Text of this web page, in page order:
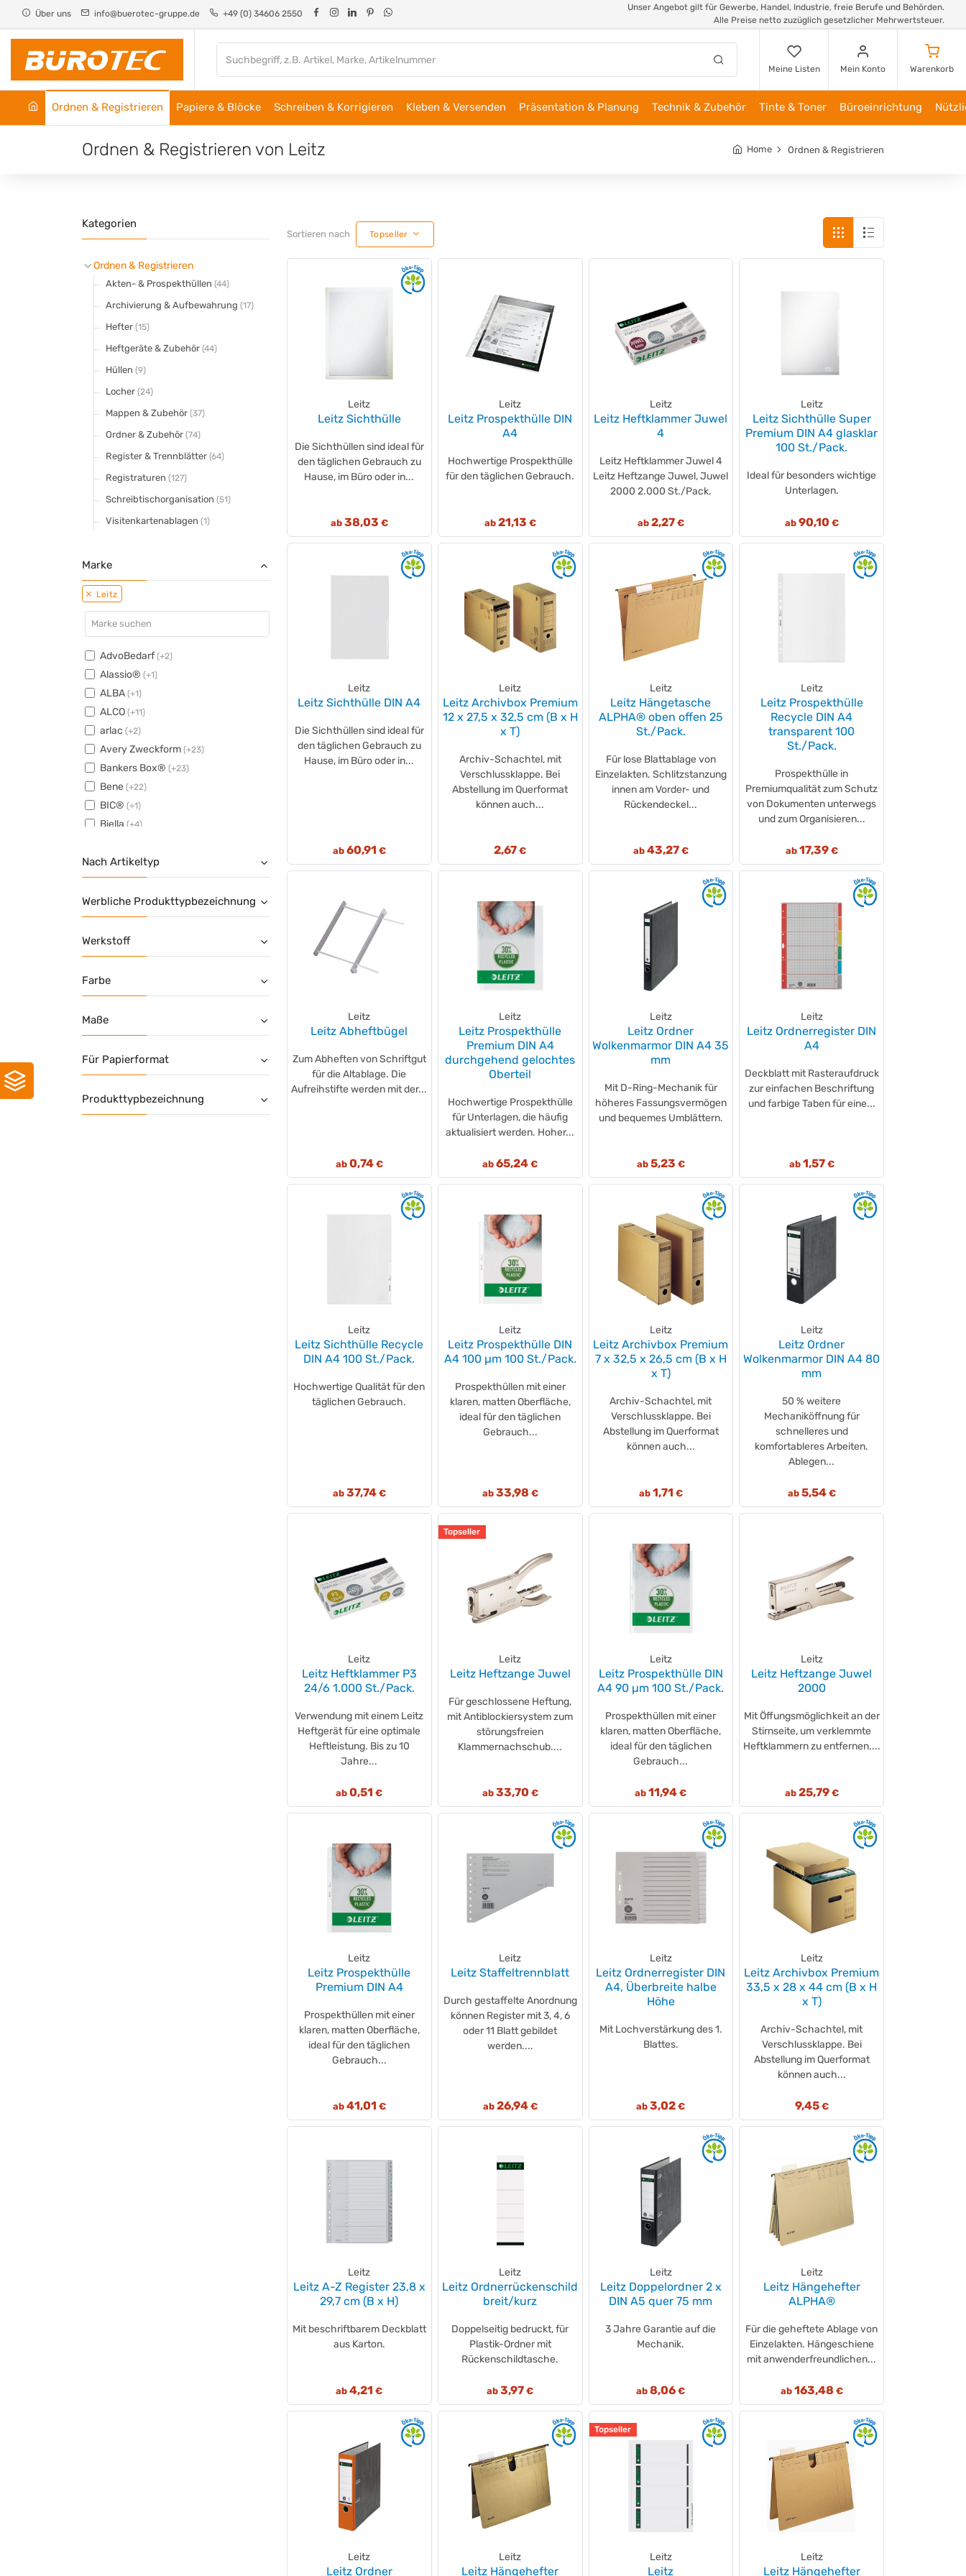
Über uns info@buerotec-gruppe.de +49 (0) 34606 2550
Unser Angebot gilt für Gewerbe, Handel, Industrie, freie Berufe und Behörden.
Alle Preise netto zuzüglich gesetzlicher Mehrwertsteuer.
Meine Listen Mein Konto Warenkorb
Ordnen & Registrieren Papiere & Blöcke Schreiben & Korrigieren Kleben & Versenden Präsentation & Planung Technik & Zubehör Tinte & Toner Büroeinrichtung
Ordnen & Registrieren von Leitz Home Ordnen & Registrieren
Kategorien
Ordnen & Registrieren
Akten- & Prospekthüllen (44)
Archivierung & Aufbewahrung (17)
Hefter (15)
Heftgeräte & Zubehör (44)
Hüllen (9)
Locher (24)
Mappen & Zubehör (37)
Ordner & Zubehör (74)
Register & Trennblätter (64)
Registraturen (127)
Schreibtischorganisation (51)
Visitenkartenablagen (1)
Marke
Leitz
AdvoBedarf(+2)
Alassio® (+1)
ALBA (+1)
ALCO (+11)
arlac (+2)
Avery Zweckform (+23)
Bankers Box® (+23)
Bene (+22)
BIC® (+1)
Biella (+4)
BRÜDER MANNESMANN
BRUNNEN(+8)
BURG-WÄCHTER(+1)
C+P(+2)
Centra
Deflecto®(+4)
Desktex
ELBA(+114)
Esselte(+37)
Nach Artikeltyp
Werbliche Produkttypbezeichnung
Werkstoff
Farbe
Maße
Für Papierformat
Produkttypbezeichnung
Sortieren nach Topseller
Leitz
Leitz Sichthülle
Die Sichthüllen sind ideal für
den täglichen Gebrauch zu
Hause, im Büro oder in...
ab 38,03 €
Leitz
Leitz Prospekthülle DIN
A4
Hochwertige Prospekthülle
für den täglichen Gebrauch.
ab 21,13 €
Leitz
Leitz Heftklammer Juwel
4
Leitz Heftklammer Juwel 4
Leitz Heftzange Juwel, Juwel
2000 2.000 St./Pack.
ab 2,27€
Leitz
Leitz Sichthülle Super
Premium DIN A4 glasklar
100 St./Pack.
Ideal für besonders wichtige
Unterlagen.
ab 90,10 €
Leitz
Leitz Sichthülle DIN A4
Die Sichthüllen sind ideal für
den täglichen Gebrauch zu
Hause, im Büro oder in...
ab 60,91 €
Leitz
Leitz Archivbox Premium
12 x 27,5 x 32,5 cm (B x H
x T)
Archiv-Schachtel, mit
Verschlussklappe. Bei
Abstellung im Querformat
können auch...
2,67 €
Leitz
Leitz Hängetasche
ALPHA® oben offen 25
St./Pack.
Für lose Blattablage von
Einzelakten. Schlitzstanzung
innen am Vorder- und
Rückendeckel...
ab 43,27€
Leitz
Leitz Prospekthülle
Recycle DIN A4
transparent 100
St./Pack.
Prospekthülle in
Premiumqualität zum Schutz
von Dokumenten unterwegs
und zum Organisieren...
ab 17,39€
Leitz
Leitz Abheftbügel
Zum Abheften von Schriftgut
für die Altablage. Die
Aufreihstifte werden mit der...
ab 0,74€
Leitz
Leitz Prospekthülle
Premium DIN A4
durchgehend gelochtes
Oberteil
Hochwertige Prospekthülle
für Unterlagen, die häufig
aktualisiert werden. Hoher...
ab65,24 €
Leitz
Leitz Ordner
Wolkenmarmor DIN A4 35
mm
Mit D-Ring-Mechanik für
höheres Fassungsvermögen
und bequemes Umblättern.
ab 5,23 €
Leitz
Leitz Ordnerregister DIN
A4
Deckblatt mit Rasteraufdruck
zur einfachen Beschriftung
und farbige Taben für eine...
ab 1,57€
Leitz
Leitz Sichthülle Recycle
DIN A4 100 St./Pack.
Hochwertige Qualität für den
täglichen Gebrauch.
ab 37,74€
Leitz
Leitz Prospekthülle DIN
A4 100 µm 100 St./Pack.
Prospekthüllen mit einer
klaren, matten Oberfläche,
ideal für den täglichen
Gebrauch...
ab 33,98 €
Leitz
Leitz Archivbox Premium
7 x 32,5 x 26,5 cm (B x H
x T)
Archiv-Schachtel, mit
Verschlussklappe. Bei
Abstellung im Querformat
können auch...
ab 1,71 €
Leitz
Leitz Ordner
Wolkenmarmor DIN A4 80
mm
50 % weitere
Mechaniköffnung für
schnelleres und
komfortableres Arbeiten.
Ablegen...
ab 5,54€
Leitz
Leitz Heftklammer P3
24/6 1.000 St./Pack.
Verwendung mit einem Leitz
Heftgerät für eine optimale
Heftleistung. Bis zu 10
Jahre...
ab0,51 €
Topseller
Leitz
Leitz Heftzange Juwel
Für geschlossene Heftung,
mit Antiblockiersystem zum
störungsfreien
Klammernachschub....
ab 33,70 €
Leitz
Leitz Prospekthülle DIN
A4 90 µm 100 St./Pack.
Prospekthüllen mit einer
klaren, matten Oberfläche,
ideal für den täglichen
Gebrauch...
ab11,94 €
Leitz
Leitz Heftzange Juwel
2000
Mit Öffungsmöglichkeit an der
Stirnseite, um verklemmte
Heftklammern zu entfernen....
ab 25,79€
Leitz
Leitz Prospekthülle
Premium DIN A4
Prospekthüllen mit einer
klaren, matten Oberfläche,
ideal für den täglichen
Gebrauch...
ab 41,01 €
Leitz
Leitz Staffeltrennblatt
Durch gestaffelte Anordnung
können Register mit 3, 4, 6
oder 11 Blatt gebildet
werden....
ab 26,94€
Leitz
Leitz Ordnerregister DIN
A4, Überbreite halbe
Höhe
Mit Lochverstärkung des 1.
Blattes.
ab3,02 €
Leitz
Leitz Archivbox Premium
33,5 x 28 x 44 cm (B x H
x T)
Archiv-Schachtel, mit
Verschlussklappe. Bei
Abstellung im Querformat
können auch...
9,45€
Leitz
Leitz A-Z Register 23,8 x
29,7 cm (B x H)
Mit beschriftbarem Deckblatt
aus Karton.
ab4,21 €
Leitz
Leitz Ordnerrückenschild
breit/kurz
Doppelseitig bedruckt, für
Plastik-Ordner mit
Rückenschildtasche.
ab3,97 €
Leitz
Leitz Doppelordner 2 x
DIN A5 quer 75 mm
3 Jahre Garantie auf die
Mechanik.
ab8,06 €
Leitz
Leitz Hängehefter
ALPHA®
Für die geheftete Ablage von
Einzelakten. Hängeschiene
mit anwenderfreundlichen...
ab 163,48 €
Leitz
Leitz Ordner
Leitz
Leitz Hängehefter
Topseller
Leitz
Leitz
Leitz
Leitz Hängehefter
Cookie-Einstellungen